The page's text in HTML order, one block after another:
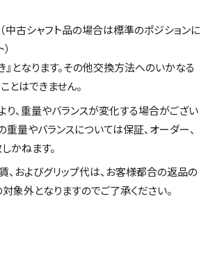
中古シャフト品の場合は標準のポジションに
』となります。その他交換方法へのいかなる
とはできません。
り、重量やバランスが変化する場合がござい
重量やバランスについては保証、オーダー、
かねます。
、およびグリップ代は、お客様都合の返品の
象外となりますのでご了承ください。